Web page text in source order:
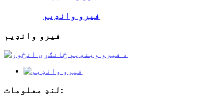
فیرو وانډیم
فیرو وانډیم
لنډ معلومات: